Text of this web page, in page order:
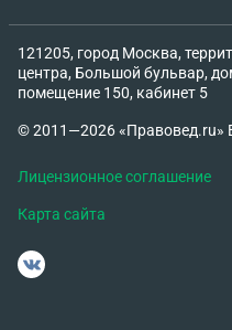
121205, город Москва,
центра, Большой бульвар,
помещение 150, кабинет 5
© 2011—2026 «Правовед.ru»
Лицензионное соглашение
Карта сайта